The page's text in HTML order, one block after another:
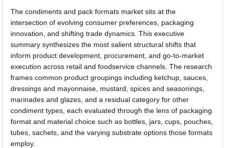
The condiments and pack formats market sits at the
intersection of evolving consumer preferences, packaging
innovation, and shifting trade dynamics. This executive
summary synthesizes the most salient structural shifts that
inform product development, procurement, and go-to-market
execution across retail and foodservice channels. The research
frames common product groupings including ketchup, sauces,
dressings and mayonnaise, mustard, spices and seasonings,
marinades and glazes, and a residual category for other
condiment types, each evaluated through the lens of packaging
format and material choice such as bottles, jars, cups, pouches,
tubes, sachets, and the varying substrate options those formats
employ.